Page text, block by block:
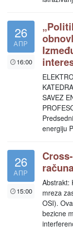
26
АПР
16:00
SAVEZ
energiju
26
АПР
15:00
Abstrakt:
mreza
OSI).
bezicne